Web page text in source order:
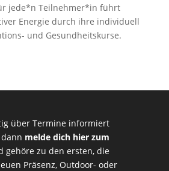
jede*n Teilnehmer*in führt
Energie durch ihre individuell
und Gesundheitskurse.
über Termine informiert
melde dich hier zum
gehöre zu den ersten, die
Präsenz, Outdoor- oder